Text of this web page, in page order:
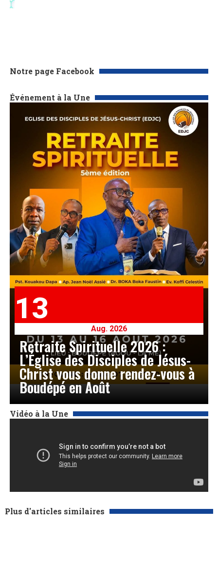
Notre page Facebook
Événement à la Une
13
Aug. 2026
Retraite Spirituelle 2026 :
L’Église des Disciples de Jésus-
Christ vous donne rendez-vous à
Boudépé en Août
Vidéo à la Une
Plus d'articles similaires